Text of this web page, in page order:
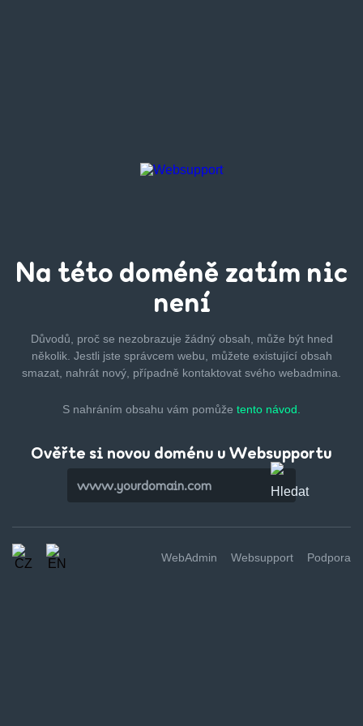
Na této doméně zatím nic
není
Důvodů, proč se nezobrazuje žádný obsah, může být hned
několik. Jestli jste správcem webu, můžete existující obsah
smazat, nahrát nový, případně kontaktovat svého webadmina.
S nahráním obsahu vám pomůže tento návod.
Ověřte si novou doménu u Websupportu
WebAdmin Websupport Podpora